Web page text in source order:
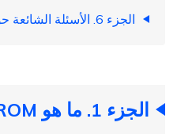
الجزء 6. الأسئلة الشائعة حول AddROM Bypass
الجزء 1. ما هو AddROM